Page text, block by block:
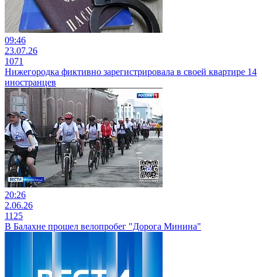
09:46
23.07.26
1071
Нижегородка фиктивно зарегистрировала в своей квартире 14
иностранцев
20:26
2.06.26
1125
В Балахне прошел велопробег "Дорога Минина"